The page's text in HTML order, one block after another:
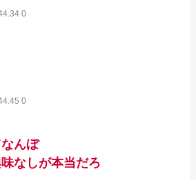
0
0
んぼ
なしが本当だろ